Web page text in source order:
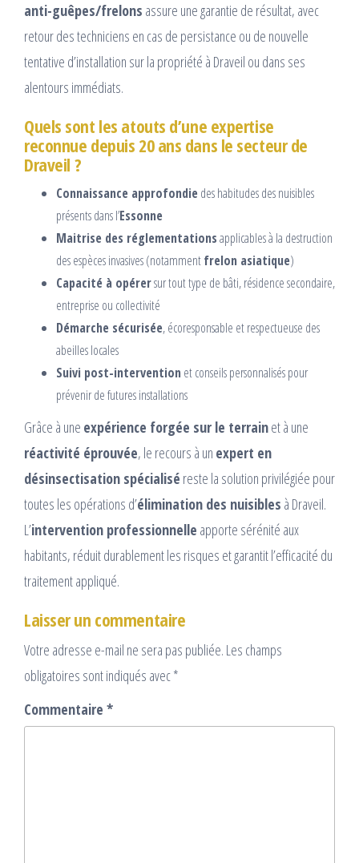
anti-guêpes/frelons assure une garantie de résultat, avec
retour des techniciens en cas de persistance ou de nouvelle
tentative d’installation sur la propriété à Draveil ou dans ses
alentours immédiats.
Quels sont les atouts d’une expertise
reconnue depuis 20 ans dans le secteur de
Draveil ?
Connaissance approfondie des habitudes des nuisibles
présents dans l’Essonne
Maitrise des réglementationsapplicables à la destruction
des espèces invasives (notammentfrelon asiatique)
Capacité à opérersur tout type de bâti, résidence secondaire,
entreprise ou collectivité
Démarche sécurisée, écoresponsable et respectueuse des
abeilles locales
Suivi post-intervention et conseils personnalisés pour
prévenir de futures installations
Grâce à une expérience forgée sur le terrainet à une
réactivité éprouvée, le recours à un expert en
désinsectisation spécialisé reste la solution privilégiée pour
toutes les opérations d’élimination des nuisibles à Draveil.
L’intervention professionnelle apporte sérénité aux
habitants, réduit durablement les risques et garantit l’efficacité du
traitement appliqué.
Laisser un commentaire
Votre adresse e-mail ne sera pas publiée. Les champs
obligatoires sont indiqués avec*
Commentaire *